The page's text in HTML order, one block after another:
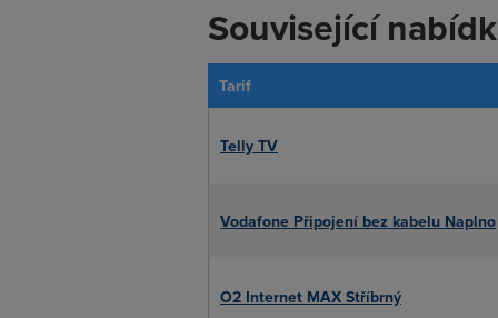
Související
Tarif
Telly TV
Vodafone Připojení bez kabelu Naplno
O2 Internet MAX Stříbrný